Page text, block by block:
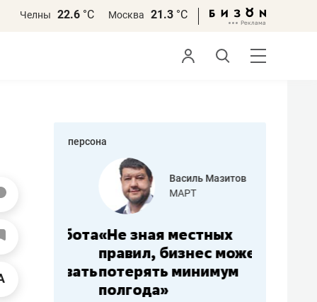
Челны 22.6 °С Москва 21.3 °С
персона
работа
Василь Мазитов
МАРТ
«Не зная местных
правил, бизнес может
потерять минимум
полгода»